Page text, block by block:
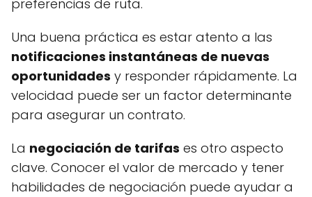
preferencias de ruta.
Una buena práctica es estar atento a las
notificaciones instantáneas de nuevas
oportunidades y responder rápidamente. La
velocidad puede ser un factor determinante
para asegurar un contrato.
La negociación de tarifas es otro aspecto
clave. Conocer el valor de mercado y tener
habilidades de negociación puede ayudar a